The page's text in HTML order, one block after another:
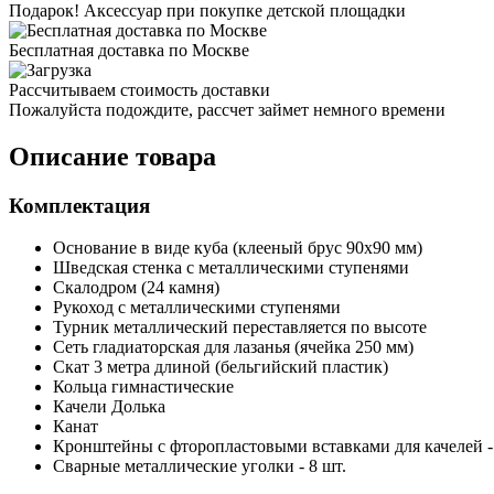
Подарок! Аксессуар при покупке детской площадки
Бесплатная доставка по Москве
Рассчитываем стоимость доставки
Пожалуйста подождите, рассчет займет немного времени
Описание товара
Комплектация
Основание в виде куба (клееный брус 90х90 мм)
Шведская стенка с металлическими ступенями
Скалодром (24 камня)
Рукоход с металлическими ступенями
Турник металлический переставляется по высоте
Сеть гладиаторская для лазанья (ячейка 250 мм)
Скат 3 метра длиной (бельгийский пластик)
Кольца гимнастические
Качели Долька
Канат
Кронштейны с фторопластовыми вставками для качелей
Сварные металлические уголки - 8 шт.